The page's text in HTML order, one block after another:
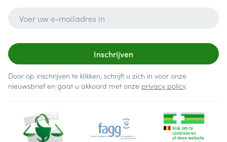
Inschrijven
Door op inschrijven te klikken, schrijft u zich in voor onze
nieuwsbrief en gaat u akkoord met onze privacy policy.